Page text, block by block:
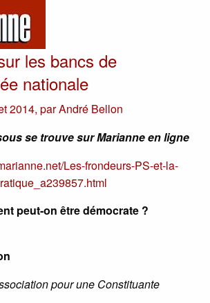
les bancs de
nationale
2014, parAndré Bellon
se trouve sur Marianne en ligne
Les-frondeurs-PS-et-la-
peut-on être démocrate ?
pour une Constituante